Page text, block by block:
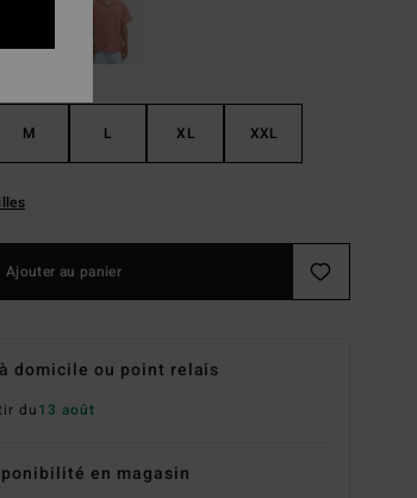
M L XL XXL
Ajouter au panier
domicile ou point relais
du13 août
en magasin